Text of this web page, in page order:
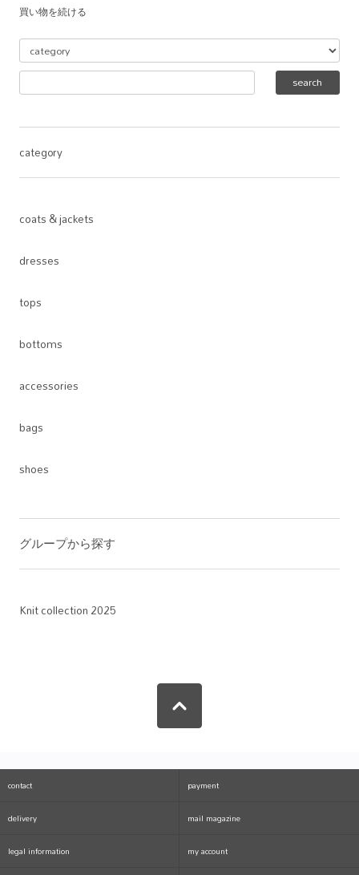
買い物を続ける
category
coats & jackets
dresses
tops
bottoms
accessories
bags
shoes
グループから探す
Knit collection 2025
contact payment
delivery mail magazine
legal information my account